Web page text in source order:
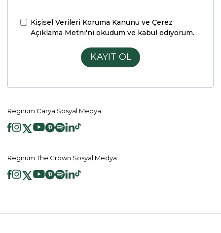
Kişisel Verileri Koruma Kanunu ve Çerez
Açıklama Metni'ni okudum ve kabul ediyorum.
KAYIT OL
Regnum Carya Sosyal Medya
Regnum The Crown Sosyal Medya